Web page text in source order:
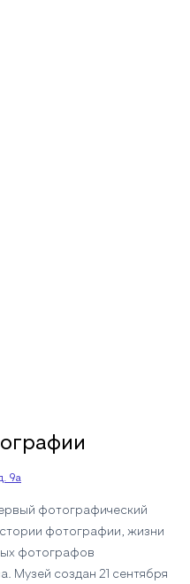
9а
фотографический
фотографии, жизни
фотографов
Музей создан 21 сентября